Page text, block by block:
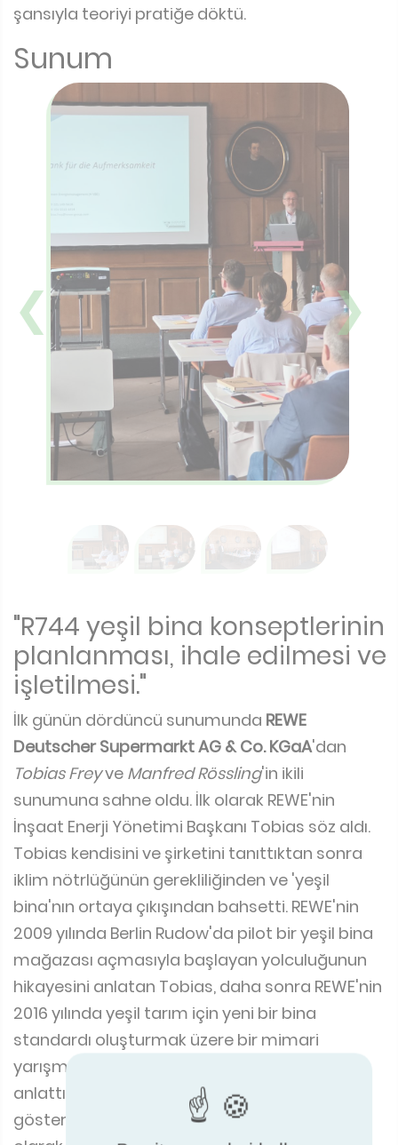
şansıyla teoriyi pratiğe döktü.
Sunum
"R744 yeşil bina konseptlerinin
planlanması, ihale edilmesi ve
İlk günün dördüncü sunumunda
REWE
Deutscher Supermarkt AG & Co. KGaA'dan
sunumuna sahne oldu. İlk olarak REWE'nin
İnşaat Enerji Yönetimi Başkanı Tobias söz aldı.
Tobias kendisini ve şirketini tanıttıktan sonra
iklim nötrlüğünün gerekliliğinden ve 'yeşil
bina'nın ortaya çıkışından bahsetti. REWE'nin
2009 yılında Berlin Rudow'da pilot bir yeşil bina
mağazası açmasıyla başlayan yolculuğunun
hikayesini anlatan Tobias, daha sonra REWE'nin
2016 yılında yeşil tarım için yeni bir bina
standardı oluşturmak üzere bir mimari
yarışma açarak konsepti nasıl ilerlettiğini
anlattı. Delegelere projenin zaman çizelgesini
gösteren Tobias, daha sonra 'pilot market
olarak yeşil tarım'ın tam bir vaka çalışmasına
geçti.
Yeşil tarım pazarı, Wiesbaden'deki bir pilot
mağazada balık ve fesleğen için bir çatı
çiftliğine sahip bir süpermarketi içeriyor.
Tobias, Rewe Group'un tüm yeni binalar ve